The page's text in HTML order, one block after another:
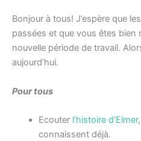
Bonjour à tous! J’espère que
passées et que vous êtes
nouvelle période de travail.
aujourd’hui.
Pour tous
Ecouterl’histoire d’Elmer
connaissent déjà.